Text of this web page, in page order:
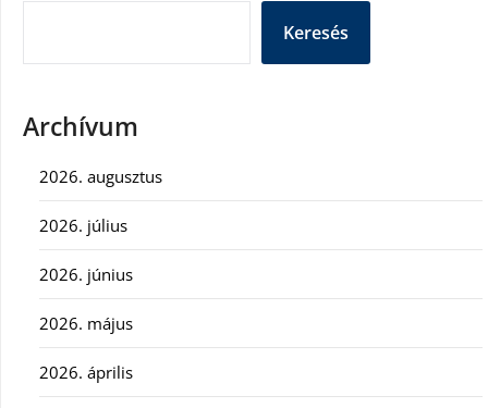
Keresés
Archívum
2026. augusztus
2026. július
2026. június
2026. május
2026. április